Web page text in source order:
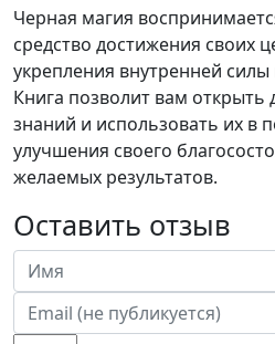
Черная магия
средство достижения своих
укрепления внутренней
Книга позволит вам открыть
знаний и использовать их в
улучшения своего
желаемых результатов.
Оставить отзыв